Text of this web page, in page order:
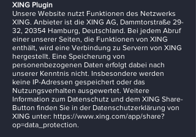
XING Plugin
Unsere Website nutzt Funktionen des Netzwerks
XING. Anbieter ist die XING AG, Dammtorstraße 29-
32, 20354 Hamburg, Deutschland. Bei jedem Abruf
einer unserer Seiten, die Funktionen von XING
enthält, wird eine Verbindung zu Servern von XING
hergestellt. Eine Speicherung von
personenbezogenen Daten erfolgt dabei nach
unserer Kenntnis nicht. Insbesondere werden
keine IP-Adressen gespeichert oder das
Nutzungsverhalten ausgewertet. Weitere
Information zum Datenschutz und dem XING Share-
Button finden Sie in der Datenschutzerklärung von
XING unter: https://www.xing.com/app/share?
op=data_protection.